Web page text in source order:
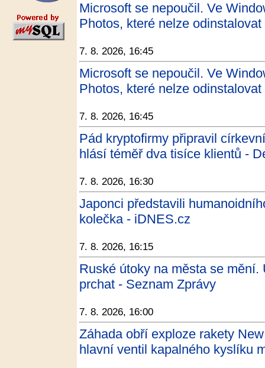
Microsoft se nepoučil. Ve
Photos, které nelze
7. 8. 2026, 16:45
Microsoft se nepoučil. Ve
Photos, které nelze
7. 8. 2026, 16:45
Pád kryptofirmy připravil
hlásí téměř dva tisíce klientů -
7. 8. 2026, 16:30
Japonci představili
kolečka - iDNES.cz
7. 8. 2026, 16:15
Ruské útoky na města se
prchat - Seznam Zprávy
7. 8. 2026, 16:00
Záhada obří exploze rakety
hlavní ventil kapalného kyslíku